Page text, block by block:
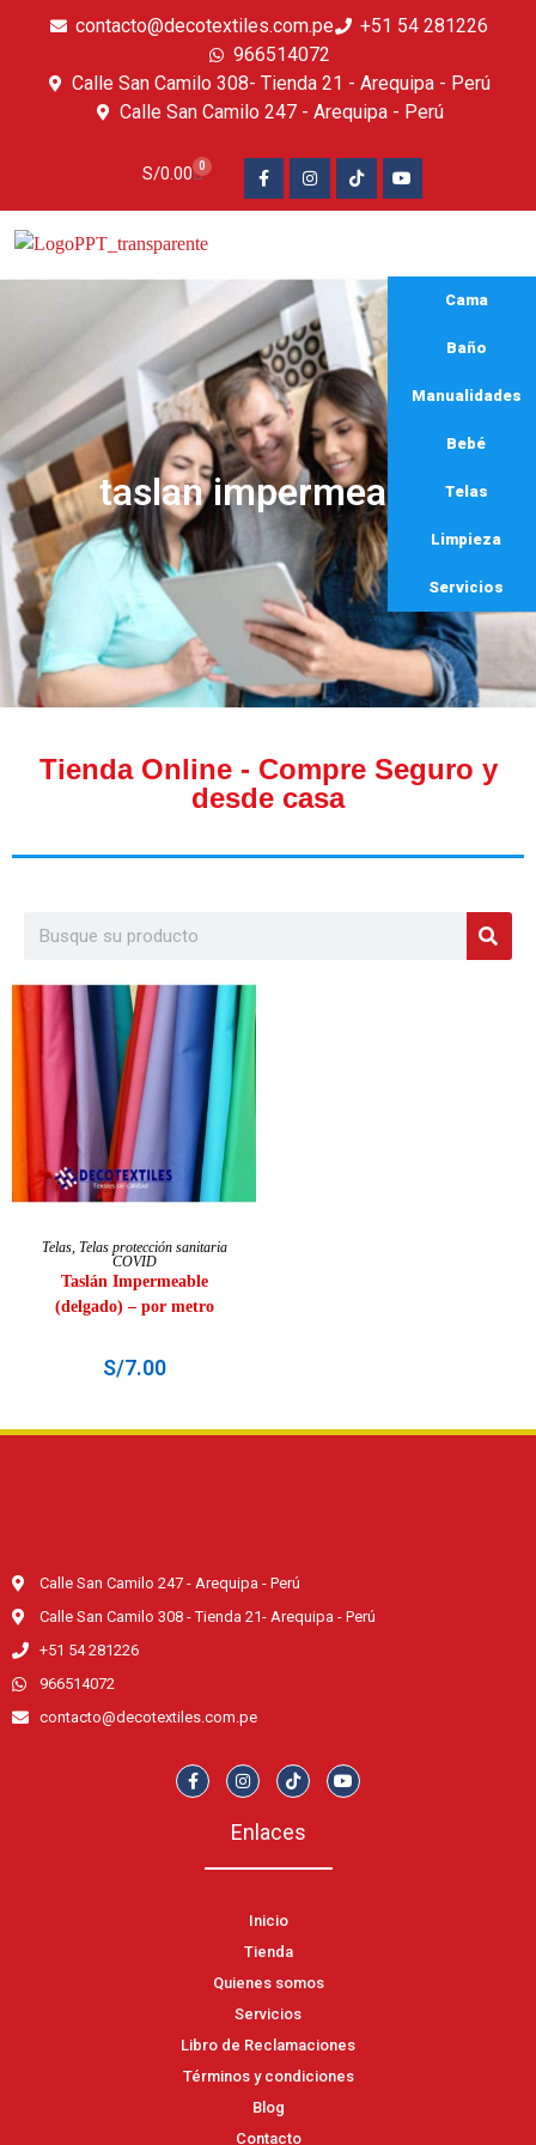
contacto@decotextiles.com.pe
+51 54 281226
966514072
Calle San Camilo 308- Tienda 21 - Arequipa - Perú
Calle San Camilo 247 - Arequipa - Perú​
S/0.00 0
Cama
Baño
Manualidades
Bebé
Telas
Limpieza
Servicios
taslan impermeable
Tienda Online - Compre Seguro y
desde casa
SELECCIONAR OPCIONES
Telas, Telas protección sanitaria
COVID
Taslán Impermeable
(delgado) – por metro
S/7.00
Calle San Camilo 247 - Arequipa - Perú
Calle San Camilo 308 - Tienda 21- Arequipa - Perú
+51 54 281226
966514072
contacto@decotextiles.com.pe
Enlaces
Inicio
Tienda
Quienes somos
Servicios
Libro de Reclamaciones
Términos y condiciones
Blog
Contacto